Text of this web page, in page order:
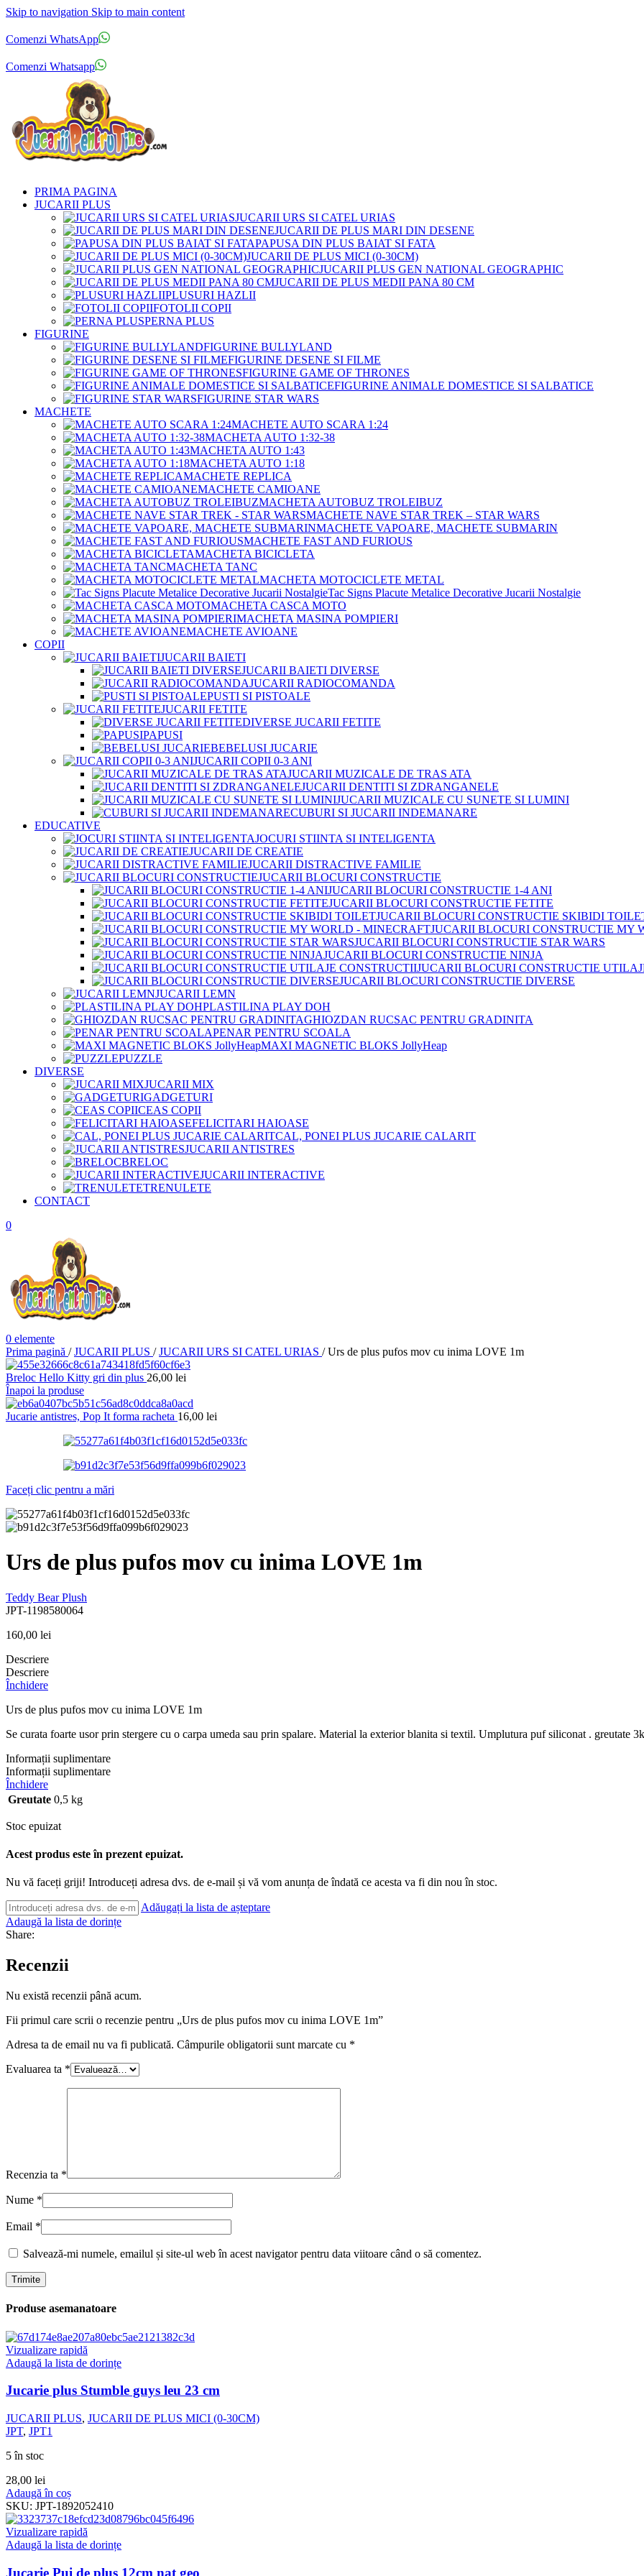
Skip to navigation Skip to main content
Comenzi WhatsApp
Comenzi Whatsapp
PRIMA PAGINA
JUCARII PLUS
JUCARII URS SI CATEL URIAS
JUCARII DE PLUS MARI DIN DESENE
PAPUSA DIN PLUS BAIAT SI FATA
JUCARII DE PLUS MICI (0-30CM)
JUCARII PLUS GEN NATIONAL GEOGRAPHIC
JUCARII DE PLUS MEDII PANA 80 CM
PLUSURI HAZLII
FOTOLII COPII
PERNA PLUS
FIGURINE
FIGURINE BULLYLAND
FIGURINE DESENE SI FILME
FIGURINE GAME OF THRONES
FIGURINE ANIMALE DOMESTICE SI SALBATICE
FIGURINE STAR WARS
MACHETE
MACHETE AUTO SCARA 1:24
MACHETA AUTO 1:32-38
MACHETA AUTO 1:43
MACHETA AUTO 1:18
MACHETE REPLICA
MACHETE CAMIOANE
MACHETA AUTOBUZ TROLEIBUZ
MACHETE NAVE STAR TREK – STAR WARS
MACHETE VAPOARE, MACHETE SUBMARIN
MACHETE FAST AND FURIOUS
MACHETA BICICLETA
MACHETA TANC
MACHETA MOTOCICLETE METAL
Tac Signs Placute Metalice Decorative Jucarii Nostalgie
MACHETA CASCA MOTO
MACHETA MASINA POMPIERI
MACHETE AVIOANE
COPII
JUCARII BAIETI
JUCARII BAIETI DIVERSE
JUCARII RADIOCOMANDA
PUSTI SI PISTOALE
JUCARII FETITE
DIVERSE JUCARII FETITE
PAPUSI
BEBELUSI JUCARIE
JUCARII COPII 0-3 ANI
JUCARII MUZICALE DE TRAS ATA
JUCARII DENTITI SI ZDRANGANELE
JUCARII MUZICALE CU SUNETE SI LUMINI
CUBURI SI JUCARII INDEMANARE
EDUCATIVE
JOCURI STIINTA SI INTELIGENTA
JUCARII DE CREATIE
JUCARII DISTRACTIVE FAMILIE
JUCARII BLOCURI CONSTRUCTIE
JUCARII BLOCURI CONSTRUCTIE 1-4 ANI
JUCARII BLOCURI CONSTRUCTIE FETITE
JUCARII BLOCURI CONSTRUCTIE SKIBIDI
JUCARII BLOCURI CONSTRUCTIE MY
JUCARII BLOCURI CONSTRUCTIE STAR WARS
JUCARII BLOCURI CONSTRUCTIE NINJA
JUCARII BLOCURI CONSTRUCTIE
JUCARII BLOCURI CONSTRUCTIE DIVERSE
JUCARII LEMN
PLASTILINA PLAY DOH
GHIOZDAN RUCSAC PENTRU GRADINITA
PENAR PENTRU SCOALA
MAXI MAGNETIC BLOKS JollyHeap
PUZZLE
DIVERSE
JUCARII MIX
GADGETURI
CEAS COPII
FELICITARI HAIOASE
CAL, PONEI PLUS JUCARIE CALARIT
JUCARII ANTISTRES
BRELOC
JUCARII INTERACTIVE
TRENULETE
CONTACT
0
0 elemente
Prima pagină / JUCARII PLUS / JUCARII URS SI CATEL URIAS / Urs de plus pufos mov cu inima LOVE 1m
Breloc Hello Kitty gri din plus 26,00 lei
Înapoi la produse
Jucarie antistres, Pop It forma racheta 16,00 lei
Faceți clic pentru a mări
Urs de plus pufos mov cu inima LOVE 1m
Teddy Bear Plush
JPT-1198580064
160,00 lei
Descriere
Descriere
Închidere
Urs de plus pufos mov cu inima LOVE 1m
Se curata foarte usor prin stergere cu o carpa umeda sau prin spalare. Material la exterior blanita si textil. Umplutura puf siliconat . greutate
Informații suplimentare
Informații suplimentare
Închidere
Greutate 0,5 kg
Stoc epuizat
Acest produs este în prezent epuizat.
Nu vă faceți griji! Introduceți adresa dvs. de e-mail și vă vom anunța de îndată ce acesta va fi din nou în stoc.
Adăugați la lista de așteptare
Adaugă la lista de dorințe
Share:
Recenzii
Nu există recenzii până acum.
Fii primul care scrii o recenzie pentru „Urs de plus pufos mov cu inima LOVE 1m”
Adresa ta de email nu va fi publicată. Câmpurile obligatorii sunt marcate cu *
Evaluarea ta *
Recenzia ta *
Nume *
Email *
Salvează-mi numele, emailul și site-ul web în acest navigator pentru data viitoare când o să comentez.
Produse asemanatoare
Vizualizare rapidă
Adaugă la lista de dorințe
Jucarie plus Stumble guys leu 23 cm
JUCARII PLUS, JUCARII DE PLUS MICI (0-30CM)
JPT, JPT1
5 în stoc
28,00 lei
Adaugă în coș
SKU: JPT-1892052410
Vizualizare rapidă
Adaugă la lista de dorințe
Jucarie Pui de plus 12cm nat geo